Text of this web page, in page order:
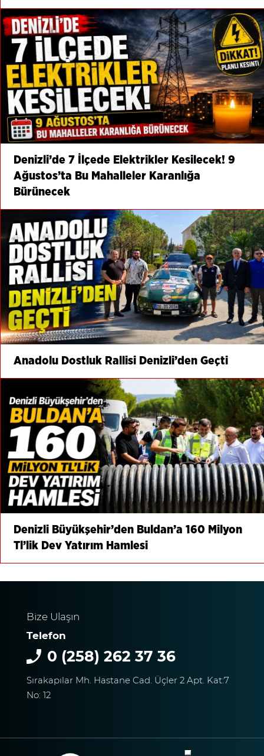
Denizli’de 7 İlçede Elektrikler Kesilecek! 9
Ağustos’ta Bu Mahalleler Karanlığa
Bürünecek
Anadolu Dostluk Rallisi Denizli’den Geçti
Denizli Büyükşehir’den Buldan’a 160 Milyon
Tl’lik Dev Yatırım Hamlesi
Bize Ulaşın
Telefon
0 (258) 262 37 36
Sırakapılar Mh. Hastane Cad. Üçler 2 Apt. Kat:7
No: 12